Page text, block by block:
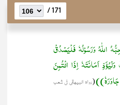
171 /
اللّٰہُ وَرَسُوْلُہٗ فَلْیَصْدُقْ
اَمَانَتَہٗ اِذَا ائْتُمِنَ
(رواہ البیھقی فی شعب